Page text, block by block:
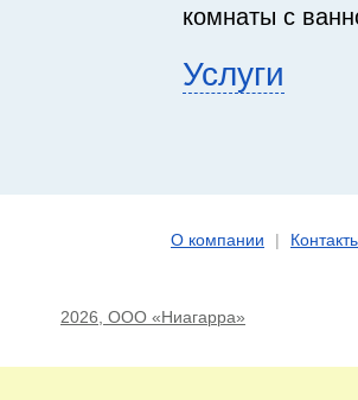
комнаты с
Услуги
О компании
2026, ООО «Ниагарра»